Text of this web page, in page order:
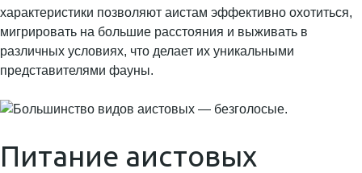
характеристики позволяют аистам эффективно охотиться,
мигрировать на большие расстояния и выживать в
различных условиях, что делает их уникальными
представителями фауны.
Питание аистовых